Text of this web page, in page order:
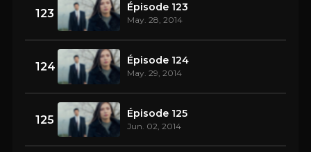
123 Épisode 123
May. 28, 2014
124 Épisode 124
May. 29, 2014
125 Épisode 125
Jun. 02, 2014